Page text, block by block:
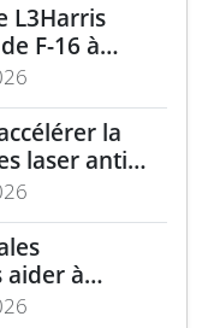
L3Harris
F-16 à
la
laser anti-
aider à
?